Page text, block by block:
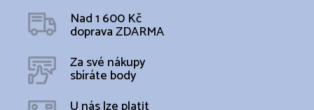
Nad 1 600 Kč
doprava ZDARMA
Za své nákupy
sbíráte body